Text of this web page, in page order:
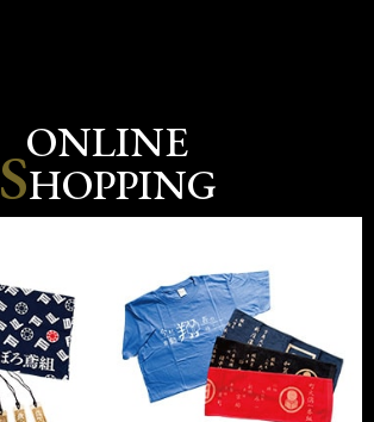
ONLINE
SHOPPING